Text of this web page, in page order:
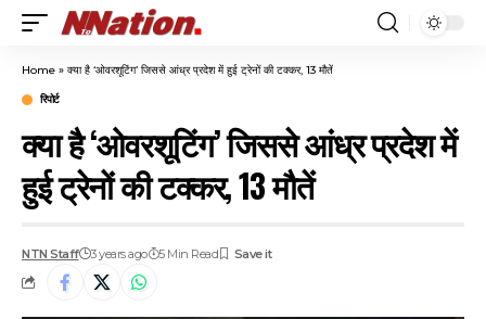
Home » क्या है ‘ओवरशूटिंग’ जिससे आंध्र प्रदेश में हुई ट्रेनों की टक्कर, 13 मौतें
रिपोर्ट
क्या है ‘ओवरशूटिंग’ जिससे आंध्र प्रदेश में
हुई ट्रेनों की टक्कर, 13 मौतें
NTN Staff 3 years ago 5 Min Read